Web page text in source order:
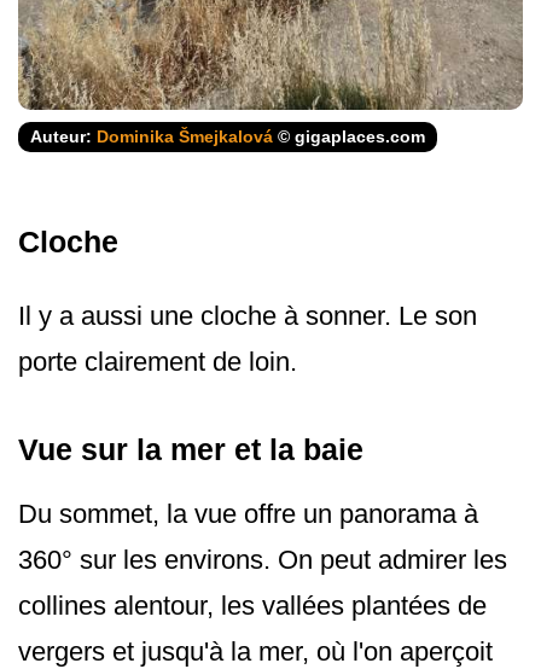
Auteur: Dominika Šmejkalová © gigaplaces.com
Cloche
Il y a aussi une cloche à sonner. Le son
porte clairement de loin.
Vue sur la mer et la baie
Du sommet, la vue offre un panorama à
360° sur les environs. On peut admirer les
collines alentour, les vallées plantées de
vergers et jusqu'à la mer, où l'on aperçoit